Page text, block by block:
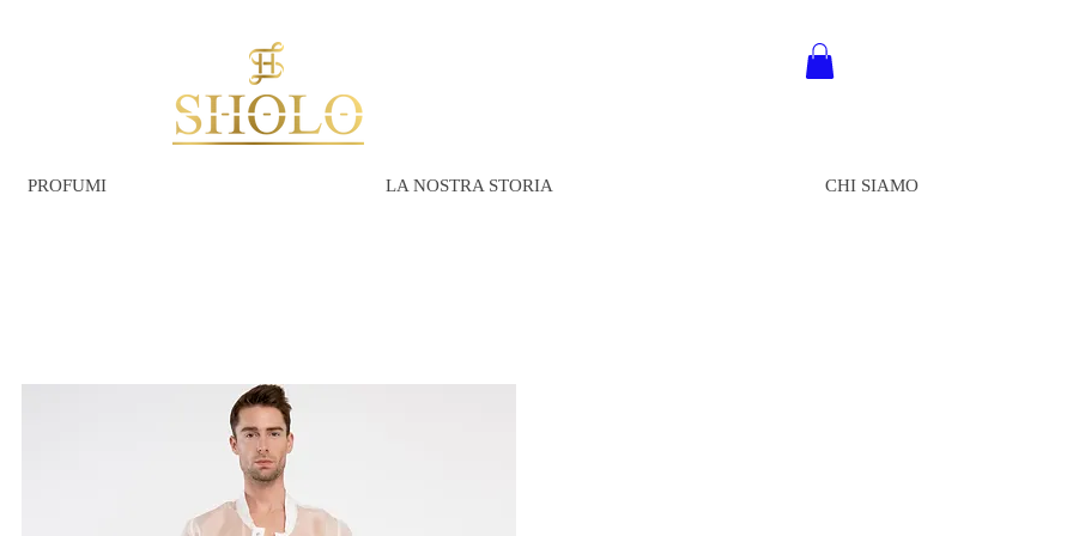
PROFUMI LA NOSTRA STORIA CHI SIAMO